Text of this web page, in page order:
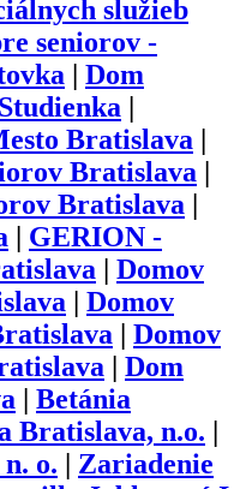
služieb
seniorov -
Dom
Bratislava
Bratislava
Bratislava
GERION -
Domov
Domov
Domov
Dom
Betánia
Bratislava, n.o.
o.
Zariadenie